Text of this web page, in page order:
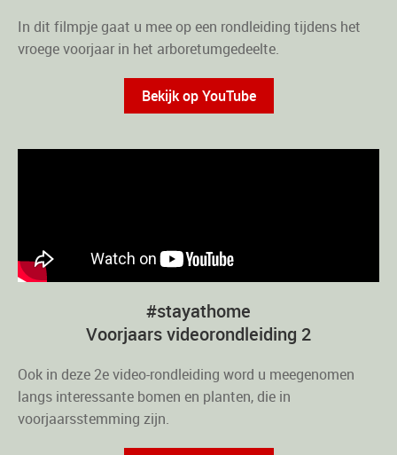
In dit filmpje gaat u mee op een rondleiding tijdens het
vroege voorjaar in het arboretumgedeelte.
Bekijk op YouTube
#stayathome
Voorjaars videorondleiding 2
Ook in deze 2e video-rondleiding word u meegenomen
langs interessante bomen en planten, die in
voorjaarsstemming zijn.